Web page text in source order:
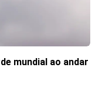
mundial ao andar